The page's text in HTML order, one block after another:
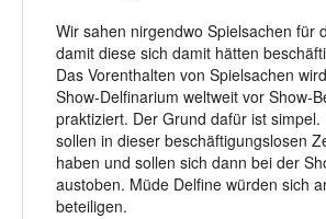
Wir sahen nirgendwo Spielsachen für
damit diese sich damit hätten
Das Vorenthalten von Spielsachen
Show-Delfinarium weltweit vor Show-
praktiziert. Der Grund dafür ist simpel.
sollen in dieser beschäftigungslosen
haben und sollen sich dann bei der
austoben. Müde Delfine würden sich
beteiligen.